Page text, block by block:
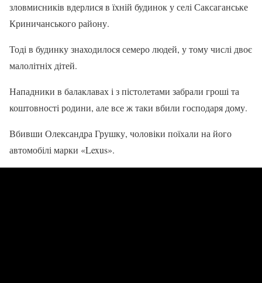
зловмисників вдерлися в їхній будинок у селі Саксаганське
Криничанського району.
Тоді в будинку знаходилося семеро людей, у тому числі двоє
малолітніх дітей.
Нападники в балаклавах і з пістолетами забрали гроші та
коштовності родини, але все ж таки вбили господаря дому.
Вбивши Олександра Грушку, чоловіки поїхали на його
автомобілі марки «Lexus».